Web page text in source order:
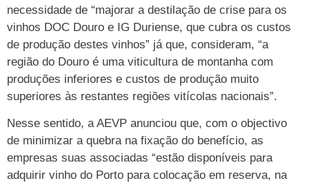
necessidade de “majorar a destilação de crise para os
vinhos DOC Douro e IG Duriense, que cubra os custos
de produção destes vinhos” já que, consideram, “a
região do Douro é uma viticultura de montanha com
produções inferiores e custos de produção muito
superiores às restantes regiões vitícolas nacionais”.
Nesse sentido, a AEVP anunciou que, com o objectivo
de minimizar a quebra na fixação do benefício, as
empresas suas associadas “estão disponíveis para
adquirir vinho do Porto para colocação em reserva, na